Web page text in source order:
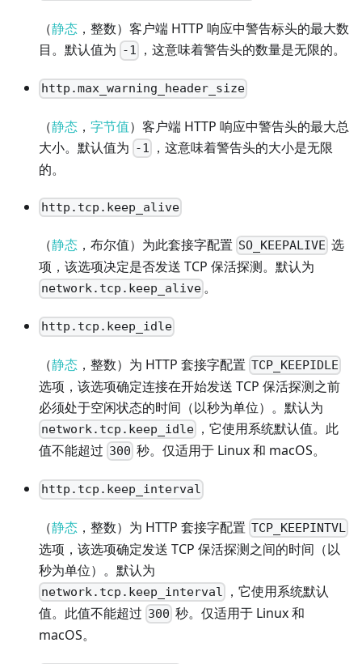
（静态 ，整数）客户端 HTTP 响应中警告标头的最大数
目。默认值为 -1 ，这意味着警告头的数量是无限的。
http.max_warning_header_size
（静态 ， 字节值）客户端 HTTP 响应中警告头的最大总
大小。默认值为 -1
，这意味着警告头的大小是无限
的。
http.tcp.keep_alive
（静态 ，布尔值）为此套接字配置 SO_KEEPALIVE 选
项，该选项决定是否发送 TCP 保活探测。默认为
network.tcp.keep_alive 。
http.tcp.keep_idle
（静态 ，整数）为 HTTP 套接字配置 TCP_KEEPIDLE
选项，该选项确定连接在开始发送 TCP 保活探测之前
必须处于空闲状态的时间（以秒为单位）。默认为
network.tcp.keep_idle ，它使用系统默认值。此
值不能超过 300 秒。仅适用于 Linux 和 macOS。
http.tcp.keep_interval
（静态 ，整数）为 HTTP 套接字配置 TCP_KEEPINTVL
选项，该选项确定发送 TCP 保活探测之间的时间（以
秒为单位）。默认为
network.tcp.keep_interval
，它使用系统默认
值。此值不能超过 300 秒。仅适用于 Linux 和
macOS。